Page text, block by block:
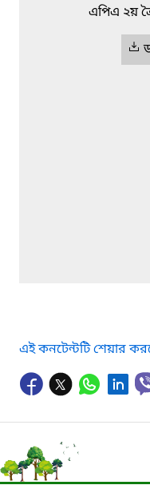
এপিএ ২য়
এই কনটেন্টটি শেয়ার